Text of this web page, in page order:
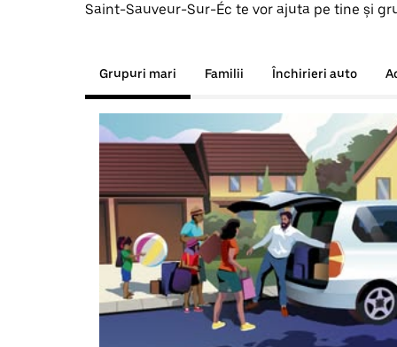
Saint-Sauveur-Sur-Éc te vor ajuta pe tine și
Grupuri mari Familii Închirieri auto